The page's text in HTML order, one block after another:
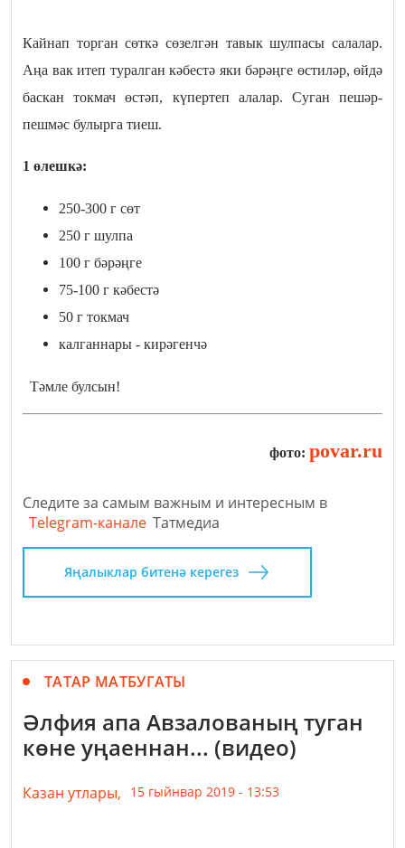
Кайнап торган сөткә сөзелгән тавык шулпасы салалар.
Аңа вак итеп туралган кәбестә яки бәрәңге өстиләр, өйдә
баскан токмач өстәп, күпертеп алалар. Суган пешәр-
пешмәс булырга тиеш.
1 өлешкә:
250-300 г сөт
250 г шулпа
100 г бәрәңге
75-100 г кәбестә
50 г токмач
калганнары - кирәгенчә
Тәмле булсын!
фото: povar.ru
Следите за самым важным и интересным в
Telegram-канале Татмедиа
Яңалыклар битенә керегез
ТАТАР МАТБУГАТЫ
Әлфия апа Авзалованың туган
көне уңаеннан... (видео)
Казан утлары, 15 гыйнвар 2019 - 13:53